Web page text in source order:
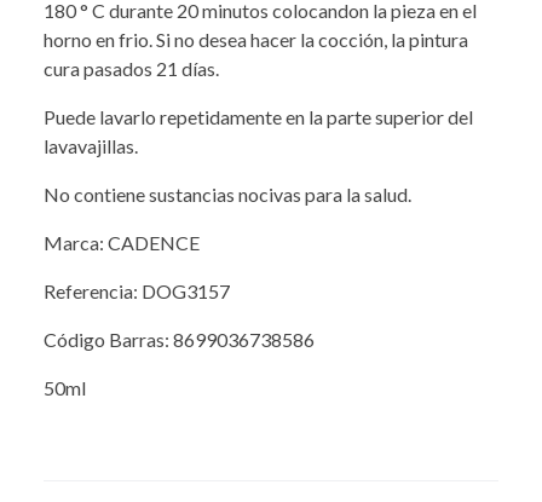
180 ° C durante 20 minutos colocandon la pieza en el
horno en frio. Si no desea hacer la cocción, la pintura
cura pasados 21 días.
Puede lavarlo repetidamente en la parte superior del
lavavajillas.
No contiene sustancias nocivas para la salud.
Marca: CADENCE
Referencia: DOG3157
Código Barras: 8699036738586
50ml